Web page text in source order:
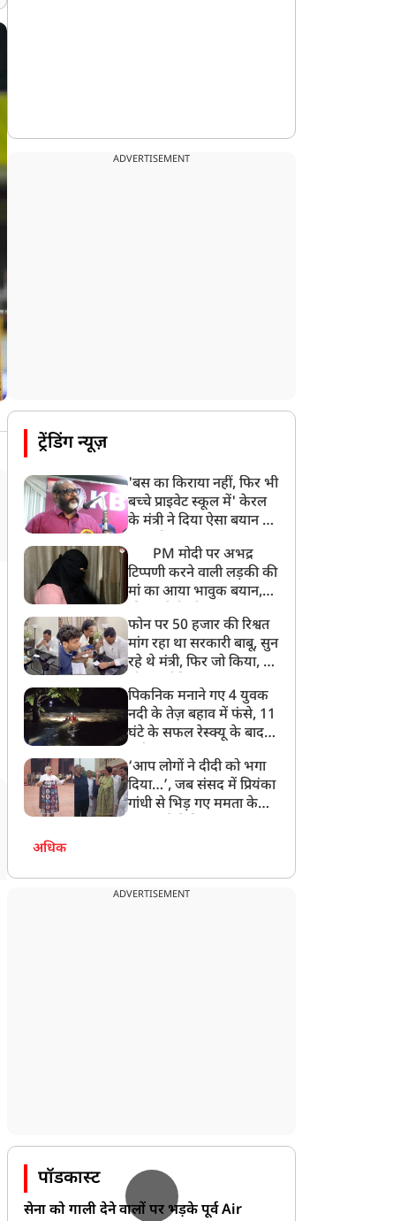
ADVERTISEMENT
ट्रेंडिंग न्यूज़
'बस का किराया नहीं, फिर भी
बच्चे प्राइवेट स्कूल में' केरल
के मंत्री ने दिया ऐसा बयान की
PM मोदी पर अभद्र
टिप्पणी करने वाली लड़की की
मां का आया भावुक बयान,
बेटी को गोद लें प्रधानमंत्री
फोन पर 50 हजार की रिश्वत
मांग रहा था सरकारी बाबू, सुन
रहे थे मंत्री, फिर जो किया, वो
पिकनिक मनाने गए 4 युवक
नदी के तेज़ बहाव में फंसे, 11
घंटे के सफल रेस्क्यू के बाद
‘आप लोगों ने दीदी को भगा
दिया…’, जब संसद में प्रियंका
गांधी से भिड़ गए ममता के
अधिक
ADVERTISEMENT
पॉडकास्ट
सेना को गाली देने वालों पर भड़के पूर्व Air